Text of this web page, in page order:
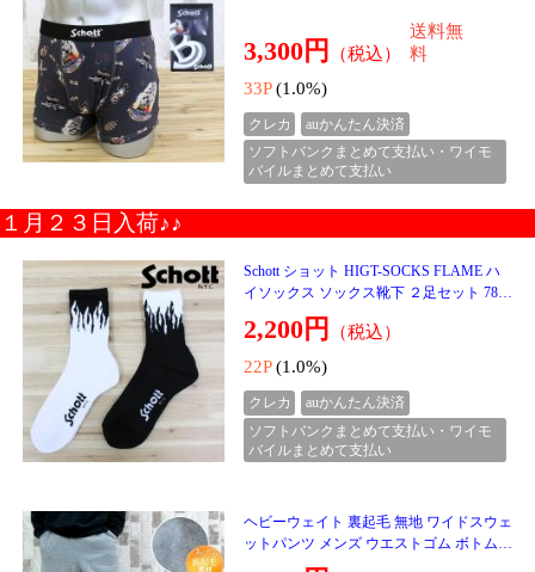
ルダーバッグ 小物 かばん 鞄 小さめ ネコ
ポス
3,999円 （税込）
料
39P (1.0%)
クレカ
ソフトバンクまとめて支払い・ワイモ
バイルまとめて支払い
ズ 上下セット ダウンベスト ゴルフパンツ
ター ジップ
8,990円 （税込）
送料無
料
auかんたん決済
ソフトバンクまとめて支払い・ワイモ
バイルまとめて支払い
送料無料 刺繍入り スタンドフルジップ フ
リースジャケット トップス 和柄 軽量 秋
39P
(1.0%)
クレカ